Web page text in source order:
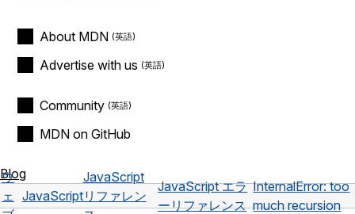
About MDN
Advertise with us
Community
MDN on GitHub
Blog
ウ
ェ JavaScript
JavaScript
リファレン
JavaScript エラ
ーリファレンス
InternalError: too
much recursion